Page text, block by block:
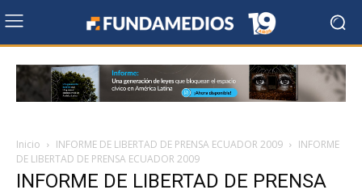
Inicio INFORME DE LIBERTAD DE PRENSA ECUADOR 2009
INFORME
DE LIBERTAD DE PRENSA ECUADOR 2009
INFORME DE LIBERTAD DE PRENSA